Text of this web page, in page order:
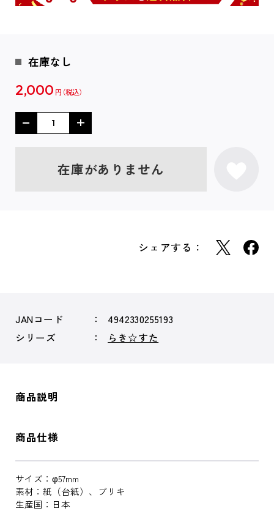
在庫なし
2,000 円
在庫がありません
シェアする：
JANコード
4942330255193
シリーズ
らき☆すた
商品説明
商品仕様
サイズ：φ57mm
素材：紙（台紙）、ブリキ
生産国：日本